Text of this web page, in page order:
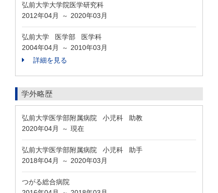
弘前大学大学院医学研究科
2012年04月
～ 2020年03月
弘前大学 医学部 医学科
2004年04月
～ 2010年03月
詳細を見る
学外略歴
弘前大学医学部附属病院 小児科 助教
2020年04月
～ 現在
弘前大学医学部附属病院 小児科 助手
2018年04月
～ 2020年03月
つがる総合病院